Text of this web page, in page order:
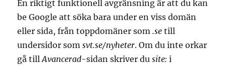
En riktigt funktionell avgränsning är att du kan
be Google att söka bara under en viss domän
eller sida, från toppdomäner som.se till
undersidor somsvt.se/nyheter. Om du inte orkar
gå tillAvancerad-sidan skriver dusite: i